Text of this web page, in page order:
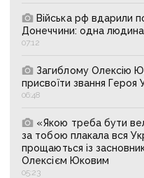
Війська рф вдарили
Донеччини: одна людина
07:12
Загиблому Олексію
присвоїти звання Героя
06:48
«Якою треба бути
за тобою плакала вся
прощаються із
Олексієм Юковим
05:23